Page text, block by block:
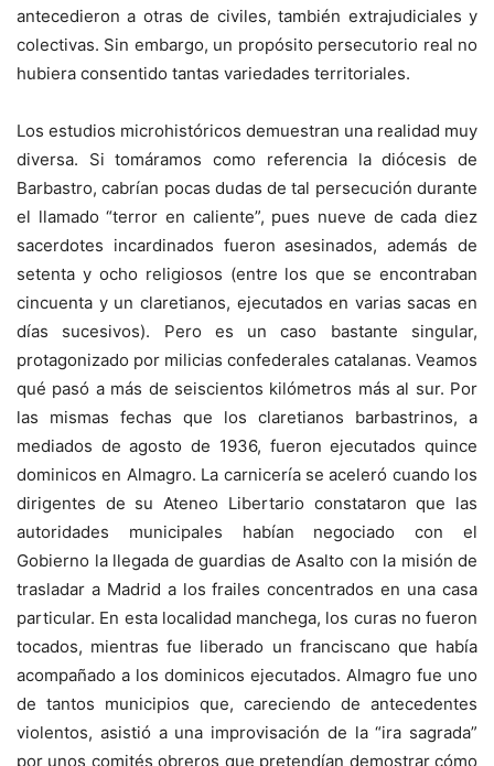
antecedieron a otras de civiles, también extrajudiciales y
colectivas. Sin embargo, un propósito persecutorio real no
hubiera consentido tantas variedades territoriales.
Los estudios microhistóricos demuestran una realidad muy
diversa. Si tomáramos como referencia la diócesis de
Barbastro, cabrían pocas dudas de tal persecución durante
el llamado “terror en caliente”, pues nueve de cada diez
sacerdotes incardinados fueron asesinados, además de
setenta y ocho religiosos (entre los que se encontraban
cincuenta y un claretianos, ejecutados en varias sacas en
días sucesivos). Pero es un caso bastante singular,
protagonizado por milicias confederales catalanas. Veamos
qué pasó a más de seiscientos kilómetros más al sur. Por
las mismas fechas que los claretianos barbastrinos, a
mediados de agosto de 1936, fueron ejecutados quince
dominicos en Almagro. La carnicería se aceleró cuando los
dirigentes de su Ateneo Libertario constataron que las
autoridades municipales habían negociado con el
Gobierno la llegada de guardias de Asalto con la misión de
trasladar a Madrid a los frailes concentrados en una casa
particular. En esta localidad manchega, los curas no fueron
tocados, mientras fue liberado un franciscano que había
acompañado a los dominicos ejecutados. Almagro fue uno
de tantos municipios que, careciendo de antecedentes
violentos, asistió a una improvisación de la “ira sagrada”
por unos comités obreros que pretendían demostrar cómo